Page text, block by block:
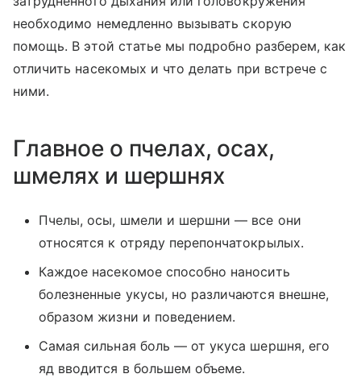
необходимо немедленно вызывать скорую
помощь. В этой статье мы подробно разберем, как
отличить насекомых и что делать при встрече с
ними.
Главное о пчелах, осах,
шмелях и шершнях
Пчелы, осы, шмели и шершни — все они
относятся к отряду перепончатокрылых.
Каждое насекомое способно наносить
болезненные укусы, но различаются внешне,
образом жизни и поведением.
Самая сильная боль — от укуса шершня, его
яд вводится в большем объеме.